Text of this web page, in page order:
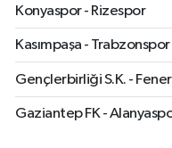
Konyaspor - Rizespor
Kasımpaşa - Trabzonspor
Gençlerbirliği S.K. -
Gaziantep FK -